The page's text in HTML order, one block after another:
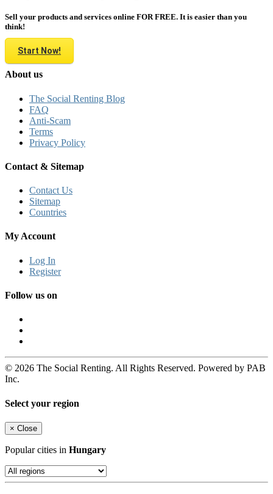
Sell your products and services online FOR FREE. It is easier than you
think!
Start Now!
About us
The Social Renting Blog
FAQ
Anti-Scam
Terms
Privacy Policy
Contact & Sitemap
Contact Us
Sitemap
Countries
My Account
Log In
Register
Follow us on
© 2026 The Social Renting. All Rights Reserved. Powered by PAB
Inc.
Select your region
× Close
Popular cities in Hungary